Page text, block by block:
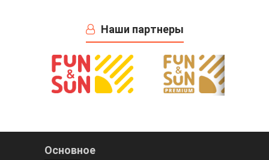
Наши партнеры
Основное